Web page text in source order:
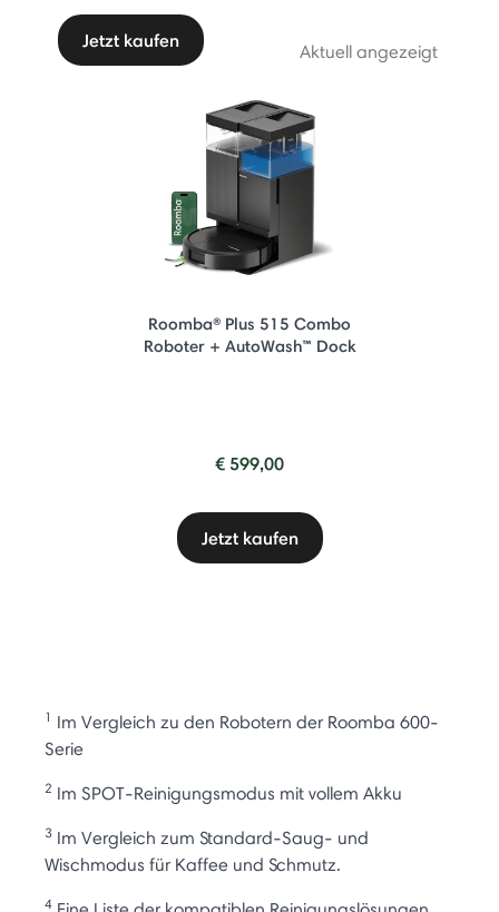
Jetzt kaufen
Aktuell angezeigt
Roomba® Plus 515 Combo
Roboter + AutoWash™ Dock
€ 599,00
Jetzt kaufen
1 Im Vergleich zu den Robotern der Roomba 600-
Serie
2 Im SPOT-Reinigungsmodus mit vollem Akku
3 Im Vergleich zum Standard-Saug- und
Wischmodus für Kaffee und Schmutz.
4